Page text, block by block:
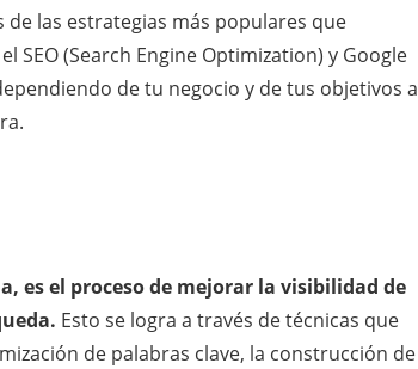
las estrategias más populares que
SEO(Search Engine Optimization) y Google
de tu negocio y de tus objetivos a
es el proceso de mejorar la visibilidad de
Esto se logra a través de técnicas que
de palabras clave, la construcción de